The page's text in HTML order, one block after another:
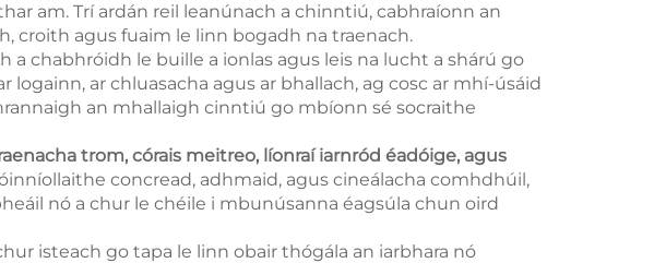
am. Trí ardán reil leanúnach a chinntiú, cabhraíonn an
croith agus fuaim le linn bogadh na traenach.
chabhróidh le buille a ionlas agus leis na lucht a shárú go
ar chluasacha agus ar bhallach, ag cosc ar mhí-úsáid
an mhallaigh cinntiú go mbíonn sé socraithe
trom, córais meitreo, líonraí iarnród éadóige, agus
concread, adhmaid, agus cineálacha comhdhúil,
nó a chur le chéile i mbunúsanna éagsúla chun oird
isteach go tapa le linn obair thógála an iarbhara nó